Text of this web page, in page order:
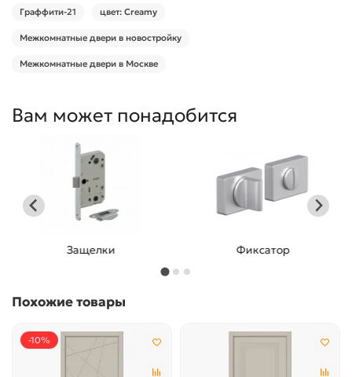
Граффити-21 цвет: Creamy
Межкомнатные двери в новостройку
Межкомнатные двери в Москве
Вам может понадобится
Защелки Фиксатор
Похожие товары
-10%